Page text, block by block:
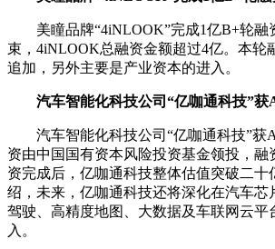
美瞳品牌“4iNLOOK”完成1亿B+轮融
束，4iNLOOK总融资金额超过4亿。本轮
追加，另外主要是产业资本的进入。
汽车智能化科技公司“亿咖通科技”获
汽车智能化科技公司“亿咖通科技”获
资由中国国有资本风险投资基金领投，融
资完成后，亿咖通科技整体估值突破二十
绍，未来，亿咖通科技还将深化在汽车芯
驾驶、高精度地图、大数据及车联网云平
入。